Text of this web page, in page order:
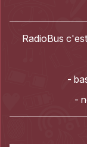
RadioBus
-
-